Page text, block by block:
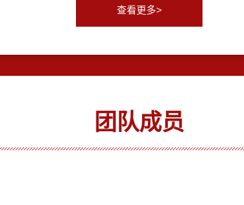
查看更多>
团队成员